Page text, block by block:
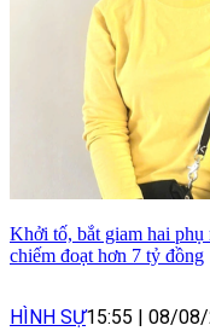
Khởi tố, bắt giam hai phụ
chiếm đoạt hơn 7 tỷ đồng
HÌNH SỰ15:55 | 08/08/